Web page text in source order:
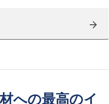
への最高のイ